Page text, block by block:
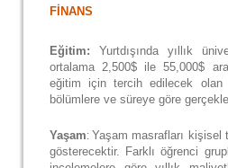
FİNANS
Eğitim: Yurtdışında yıllık
ortalama 2,500$ ile 55,000$
eğitim için tercih edilecek olan
bölümlere ve süreye göre
Yaşam:Yaşam masrafları kişisel
gösterecektir. Farklı öğrenci